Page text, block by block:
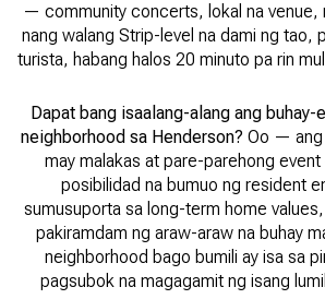
— community concerts, lokal na
nang walang Strip-level na dami ng tao,
turista, habang halos 20 minuto pa rin
Dapat bang isaalang-alang ang
neighborhood sa Henderson? Oo — ang
may malakas at pare-parehong event
posibilidad na bumuo ng resident
sumusuporta sa long-term home
pakiramdam ng araw-araw na buhay
neighborhood bago bumili ay isa sa
pagsubok na magagamit ng isang